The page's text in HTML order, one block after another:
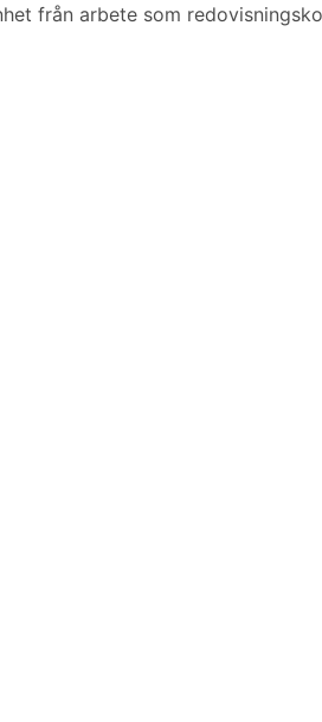
från arbete som